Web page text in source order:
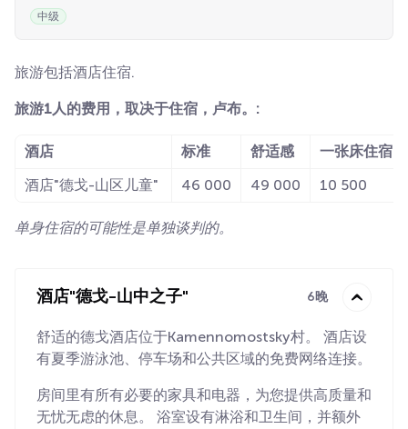
中级
旅游包括酒店住宿.
旅游1人的费用，取决于住宿，卢布。:
酒店 标准 舒适感
一张床住宿
酒店"德戈-山区儿童"
46 000 49 000 10 500
单身住宿的可能性是单独谈判的。
酒店"德戈-山中之子" 6晚
舒适的德戈酒店位于Kamennomostsky村。 酒店设
有夏季游泳池、停车场和公共区域的免费网络连接。
房间里有所有必要的家具和电器，为您提供高质量和
无忧无虑的休息。 浴室设有淋浴和卫生间，并额外